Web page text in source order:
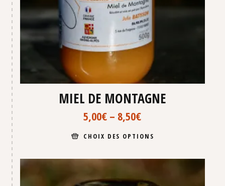
MIEL DE MONTAGNE
5,00€ – 8,50€
CHOIX DES OPTIONS